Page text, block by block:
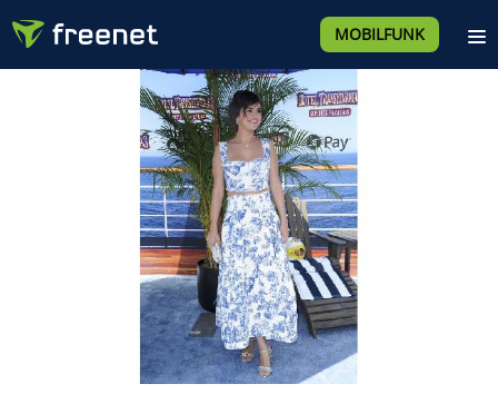
MOBILFUNK